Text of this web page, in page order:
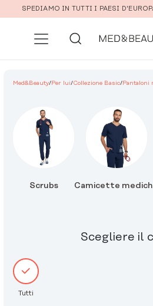
Vai al contenuto principale
SPEDIAMO IN TUTTI I PAESI
Med&Beauty/Per lui/Collezione Basic/Pantaloni
Scrubs Camicette
Scegliere il
Tutti